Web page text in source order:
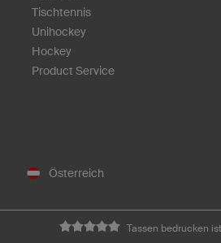
Tischtennis
Unihockey
Hockey
Product Service
Österreich
Tassen bedrucken